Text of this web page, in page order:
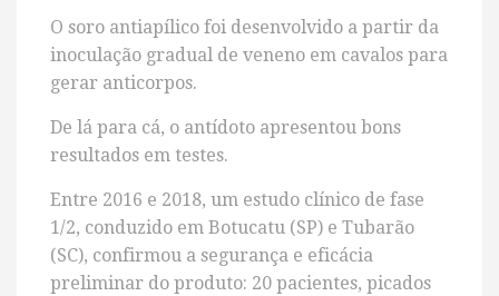
O soro antiapílico foi desenvolvido a partir da
inoculação gradual de veneno em cavalos para
gerar anticorpos.
De lá para cá, o antídoto apresentou bons
resultados em testes.
Entre 2016 e 2018, um estudo clínico de fase
1/2, conduzido em Botucatu (SP) e Tubarão
(SC), confirmou a segurança e eficácia
preliminar do produto: 20 pacientes, picados